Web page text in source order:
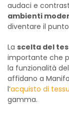
audaci e
ambienti
diventare il
La scelta del
importante che
la funzionalità
affidano a
l’acquisto di
gamma.